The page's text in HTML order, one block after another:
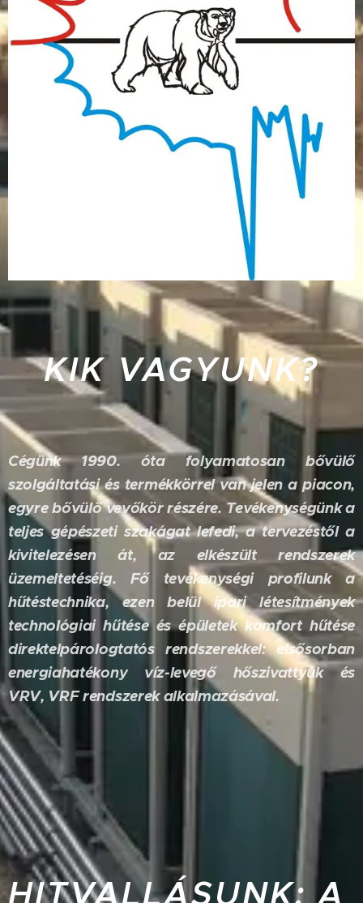
KIK VAGYUNK?
Cégünk 1990. óta folyamatosan bővülő
szolgáltatási és termékkörrel van jelen a piacon,
egyre bővülő vevőkör részére. Tevékenységünk a
teljes gépészeti szakágat lefedi, a tervezéstől a
kivitelezésen át, az elkészült rendszerek
üzemeltetéséig. Fő tevékenységi profilunk a
hűtéstechnika, ezen belül ipari létesítmények
technológiai hűtése és épületek komfort hűtése
direktelpárologtatós rendszerekkel: elsősorban
energiahatékony víz-levegő hőszivattyúk és
VRV, VRF rendszerek alkalmazásával.
HITVALLÁSUNK:A